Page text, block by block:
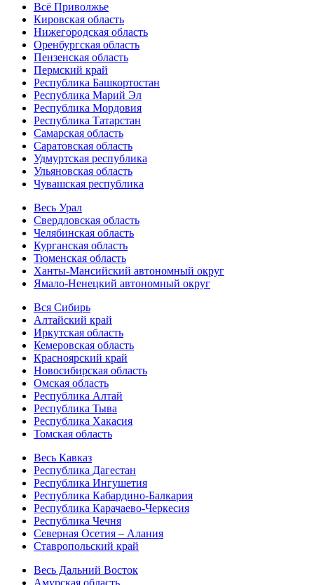
Всё Приволжье
Кировская область
Нижегородская область
Оренбургская область
Пензенская область
Пермский край
Республика Башкортостан
Республика Марий Эл
Республика Мордовия
Республика Татарстан
Самарская область
Саратовская область
Удмуртская республика
Ульяновская область
Чувашская республика
Весь Урал
Свердловская область
Челябинская область
Курганская область
Тюменская область
Ханты-Мансийский автономный округ
Ямало-Ненецкий автономный округ
Вся Сибирь
Алтайский край
Иркутская область
Кемеровская область
Красноярский край
Новосибирская область
Омская область
Республика Алтай
Республика Тыва
Республика Хакасия
Томская область
Весь Кавказ
Республика Дагестан
Республика Ингушетия
Республика Кабардино-Балкария
Республика Карачаево-Черкесия
Республика Чечня
Северная Осетия – Алания
Ставропольский край
Весь Дальний Восток
Амурская область